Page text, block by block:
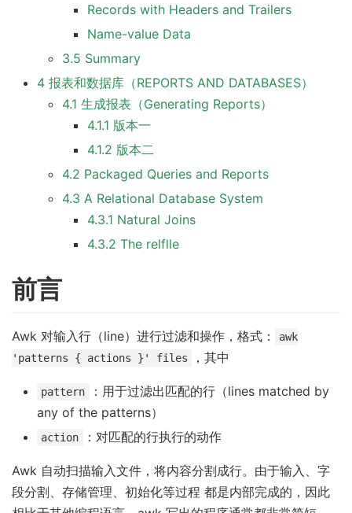
Records with Headers and Trailers
Name-value Data
3.5 Summary
4 报表和数据库（REPORTS AND DATABASES）
4.1 生成报表（Generating Reports）
4.1.1 版本一
4.1.2 版本二
4.2 Packaged Queries and Reports
4.3 A Relational Database System
4.3.1 Natural Joins
4.3.2 The relflle
前言
Awk 对输入行（line）进行过滤和操作，格式：
awk
'patterns { actions }' files
，其中
pattern
：用于过滤出匹配的行（lines matched by
any of the patterns）
action ：对匹配的行执行的动作
Awk 自动扫描输入文件，将内容分割成行。由于输入、字
段分割、存储管理、初始化等过程 都是内部完成的，因此